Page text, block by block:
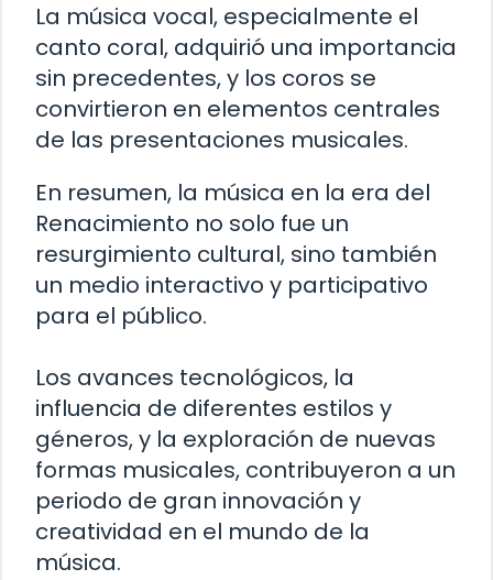
La música vocal, especialmente el
canto coral, adquirió una importancia
sin precedentes, y los coros se
convirtieron en elementos centrales
de las presentaciones musicales.
En resumen, la música en la era del
Renacimiento no solo fue un
resurgimiento cultural, sino también
un medio interactivo y participativo
para el público.
Los avances tecnológicos, la
influencia de diferentes estilos y
géneros, y la exploración de nuevas
formas musicales, contribuyeron a un
periodo de gran innovación y
creatividad en el mundo de la
música.